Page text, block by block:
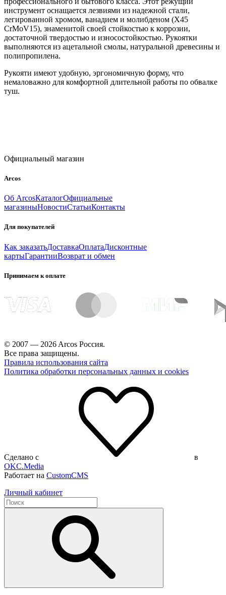
инструмент оснащается лезвиями из надежной стали,
легированной хромом, ванадием и молибденом (X45
CrMoV15), знаменитой своей стойкостью к коррозии,
достаточной твердостью и износостойкостью. Рукоятки
выполняются из ацетальной смолы, натуральной древесины и
полипропилена.
Рукояти имеют удобную, эргономичную форму, что
немаловажно для комфортной длительной работы по обвалке
туш.
Официальный магазин
Arcos
Об ArcosКаталогОфициальные
магазиныНовостиСтатьиКонтакты
Для покупателей
Как заказатьДоставкаОплатаДисконтные
картыГарантииВозврат и обмен
Принимаем к оплате
© 2007 — 2026 Arcos Россия.
Все права защищены.
Правила использования сайта
Политика обработки персональных данных и cookies
Сделано с
в
OKC.Media
Работает на CustomCMS
Личный кабинет